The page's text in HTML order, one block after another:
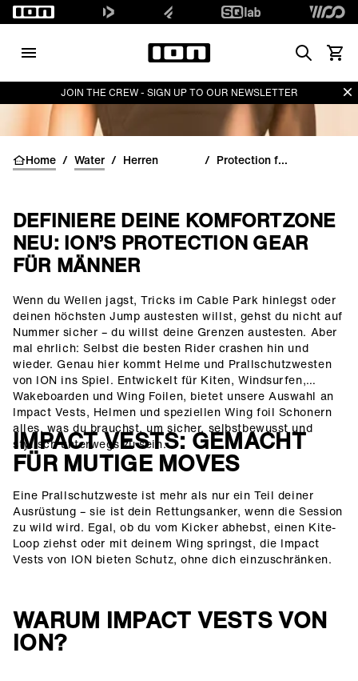
Search
JOIN THE CREW - SIGN UP TO OUR NEWSLETTER
Home / Water / Herren / Protection für Männer
DEFINIERE DEINE KOMFORTZONE
NEU: ION’S PROTECTION GEAR
FÜR MÄNNER
()=>i(r.text)
Wenn du Wellen jagst, Tricks im Cable Park hinlegst oder
deinen höchsten Jump austesten willst, gehst du nicht auf
Nummer sicher – du willst deine Grenzen austesten. Aber
mal ehrlich: Selbst die besten Rider crashen hin und
wieder. Genau hier kommt Helme und Prallschutzwesten
von ION ins Spiel. Entwickelt für Kiten, Windsurfen,
Wakeboarden und Wing Foilen, bietet unsere Auswahl an
Impact Vests, Helmen und speziellen Wing foil Schonern
alles, was du brauchst, um sicher, selbstbewusst und
stylisch unterwegs zu sein.
IMPACT VESTS: GEMACHT
FÜR MUTIGE MOVES
Eine Prallschutzweste ist mehr als nur ein Teil deiner
Ausrüstung – sie ist dein Rettungsanker, wenn die Session
zu wild wird. Egal, ob du vom Kicker abhebst, einen Kite-
Loop ziehst oder mit deinem Wing springst, die Impact
Vests von ION bieten Schutz, ohne dich einzuschränken.
WARUM IMPACT VESTS VON
ION?